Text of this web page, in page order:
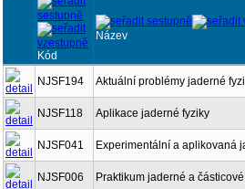
Kód
Název
NJSF194 Aktuální problémy jaderné
NJSF118 Aplikace jaderné fyziky
NJSF041 Experimentální a aplikovaná
NJSF006 Praktikum jaderné a